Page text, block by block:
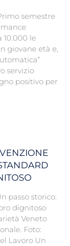
semestre
le
giovane età e,
servizio
positivo per
passo storico:
dignitoso
Veneto
Foto:
Lavoro Un